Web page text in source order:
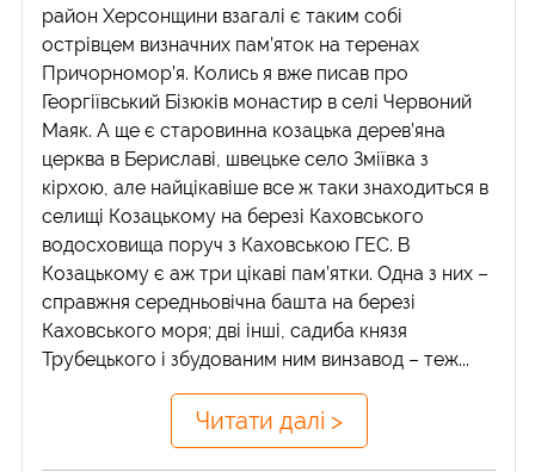
район Херсонщини взагалі є таким собі
острівцем визначних пам’яток на теренах
Причорномор’я. Колись я вже писав про
Георгіївський Бізюків монастир в селі Червоний
Маяк. А ще є старовинна козацька дерев’яна
церква в Бериславі, швецьке село Зміївка з
кірхою, але найцікавіше все ж таки знаходиться в
селищі Козацькому на березі Каховського
водосховища поруч з Каховською ГЕС. В
Козацькому є аж три цікаві пам’ятки. Одна з них –
справжня середньовічна башта на березі
Каховського моря; дві інші, садиба князя
Трубецького і збудованим ним винзавод – теж...
Читати далі >